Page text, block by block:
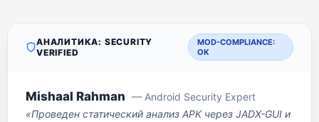
АНАЛИТИКА: SECURITY
VERIFIED
MOD-COMPLIANCE:
OK
Mishaal Rahman — Android Security Expert
«Проведен статический анализ APK через JADX-GUI и